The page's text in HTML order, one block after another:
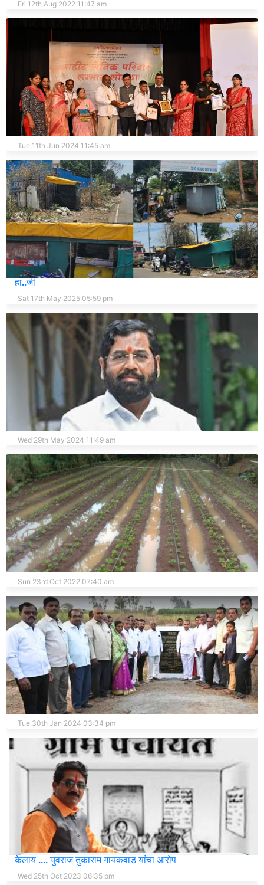
Fri 12th Aug 2022 11:47 am
जयहिंदचे पाठबळ हुतात्मा कुटुंबीयांना बळ देणारे :-नासिर मनेर
Tue 11th Jun 2024 11:45 am
समीरच्या सोबतीला आता काझी; पोलीस करतायत त्यांचीच हा..जी...
हा..जी
Sat 17th May 2025 05:59 pm
मुख्यमंत्री एकनाथ शिंदे तीन दिवस दरे गावी मुक्कामी
Wed 29th May 2024 11:49 am
महाबळेश्वर तालुक्यात परतीच्या पावसाचा हाहाकार
Sun 23rd Oct 2022 07:40 am
आमदार बाळासाहेब पाटील यांच्या ‘या’ विकासकामांवरील स्थगिती उठली
Tue 30th Jan 2024 03:34 pm
खातगुण ता.खटाव येथील ग्रामसेविकेने ग्रामपंचायत मध्ये मोठा भ्रष्टाचार
केलाय .... युवराज तुकाराम गायकवाड यांचा आरोप
Wed 25th Oct 2023 06:35 pm